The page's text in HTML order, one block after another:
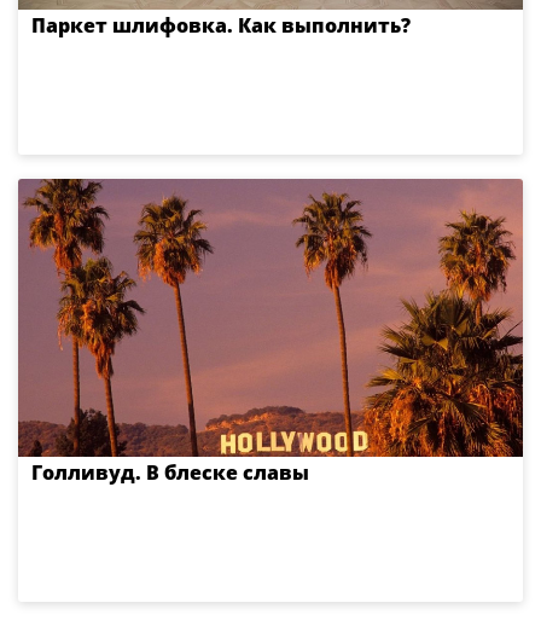
Паркет шлифовка. Как выполнить?
Голливуд. В блеске славы